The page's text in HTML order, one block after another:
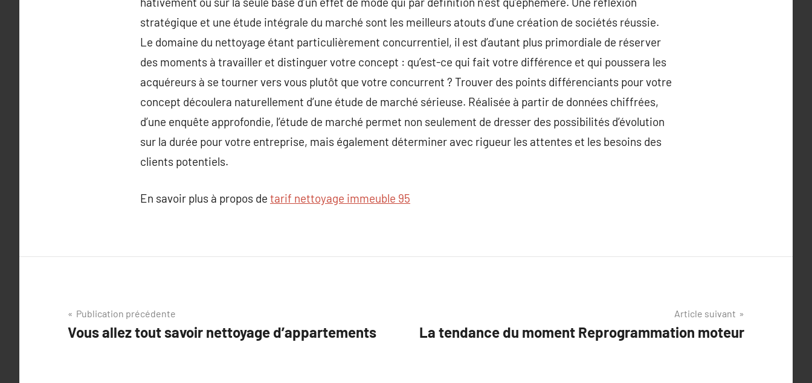
stratégique et une étude intégrale du marché sont les meilleurs atouts d’une création de sociétés réussie.
Le domaine du nettoyage étant particulièrement concurrentiel, il est d’autant plus primordiale de réserver
des moments à travailler et distinguer votre concept : qu’est-ce qui fait votre différence et qui poussera les
acquéreurs à se tourner vers vous plutôt que votre concurrent ? Trouver des points différenciants pour votre
concept découlera naturellement d’une étude de marché sérieuse. Réalisée à partir de données chiffrées,
d’une enquête approfondie, l’étude de marché permet non seulement de dresser des possibilités d’évolution
sur la durée pour votre entreprise, mais également déterminer avec rigueur les attentes et les besoins des
clients potentiels.
En savoir plus à propos de tarif nettoyage immeuble 95
Navigation
de
Publication précédente
Vous allez tout savoir nettoyage d’appartements
Article suivant
La tendance du moment Reprogrammation moteur